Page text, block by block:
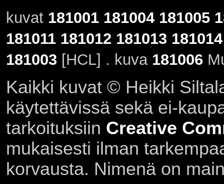
kuvat 181001 181004 181005
181011 181012 181013 181014
181003[HCL] . kuva 181006
Kaikki kuvat © Heikki
käytettävissä sekä ei-
tarkoituksiin Creative
mukaisesti ilman
korvausta. Nimenä on